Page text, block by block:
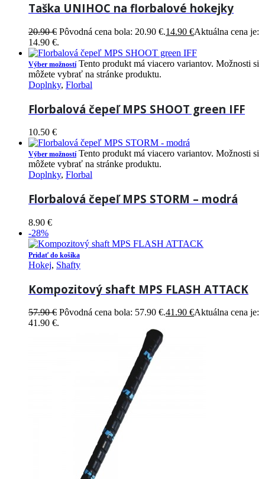
Taška UNIHOC na florbalové hokejky
20.90€ Pôvodná cena bola: 20.90 €.14.90 €Aktuálna cena je:
14.90 €.
Výber možností Tento produkt má viacero variantov. Možnosti si
môžete vybrať na stránke produktu.
Doplnky, Florbal
Florbalová čepeľ MPS SHOOT green IFF
10.50 €
Výber možností Tento produkt má viacero variantov. Možnosti si
môžete vybrať na stránke produktu.
Doplnky, Florbal
Florbalová čepeľ MPS STORM – modrá
8.90 €
-28%
Pridať do košíka
Hokej, Shafty
Kompozitový shaft MPS FLASH ATTACK
57.90€ Pôvodná cena bola: 57.90 €.41.90 €Aktuálna cena je:
41.90 €.